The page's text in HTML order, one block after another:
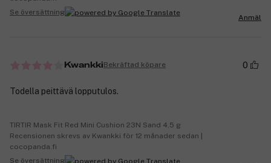
Se översättning
Anmäl
KwankkiBekräftad köpare 0
Todella peittävä lopputulos.
TIRTIR Mask Fit Red Mini Cushion 23N Sand 4,5 g
Recensionen skrevs av Kwankki för 12 månader sedan |
cocopanda.fi
Se översättning